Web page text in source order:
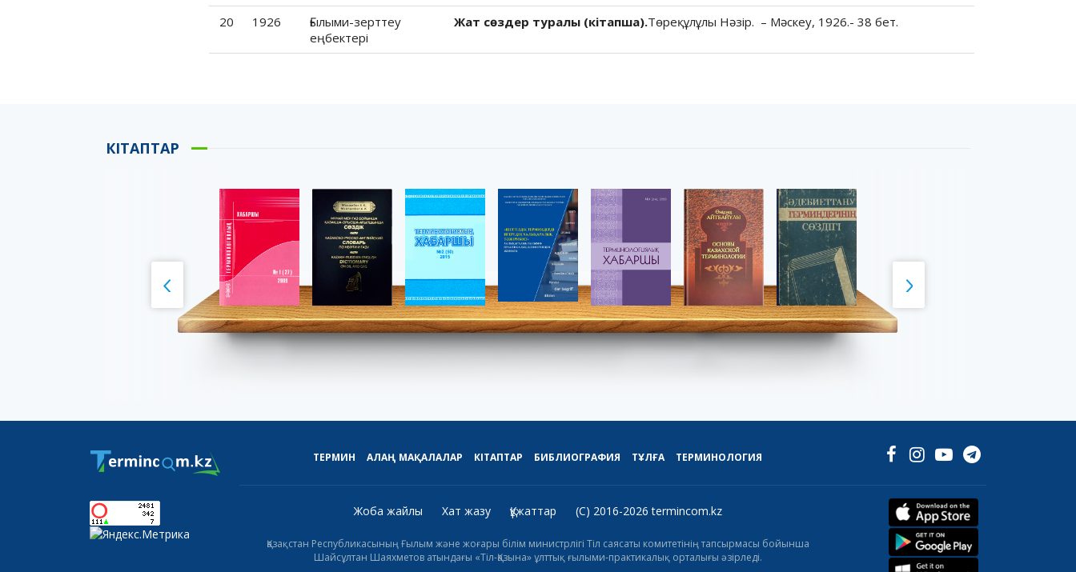
20 1926
Ғылыми-зерттеу
еңбектері
Жат сөздер туралы (кітапша).Төреқұлұлы Нәзір. – Мәскеу, 1926.- 38 бет.
КІТАПТАР
ТЕРМИН АЛАҢ МАҚАЛАЛАР КІТАПТАР БИБЛИОГРАФИЯ ТҰЛҒА ТЕРМИНОЛОГИЯ
Жоба жайлы Хат жазу Құжаттар (C) 2016-2026 termincom.kz
Қазақстан Республикасының Ғылым және жоғары білім министрлігі Тіл саясаты комитетінің тапсырмасы бойынша
Шайсұлтан Шаяхметов атындағы «Тіл-Қазына» ұлттық ғылыми-практикалық орталығы әзірледі.